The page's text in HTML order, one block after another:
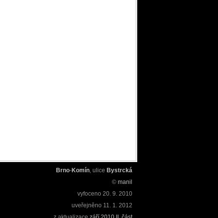
Brno-Komín, ulice Bystrcká
© manil
vyfoceno 20. 9. 2010
uveřejněno 11. 1. 2012